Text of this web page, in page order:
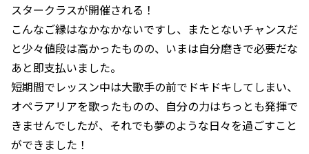
スタークラスが開催される！
こんなご縁はなかなかないですし、またとないチャンスだ
と少々値段は高かったものの、いまは自分磨きで必要だな
あと即支払いました。
短期間でレッスン中は大歌手の前でドキドキしてしまい、
オペラアリアを歌ったものの、自分の力はちっとも発揮で
きませんでしたが、それでも夢のような日々を過ごすこと
ができました！